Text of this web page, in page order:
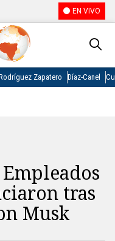
EN VIVO
Zapatero Díaz-Canel
tras
Musk